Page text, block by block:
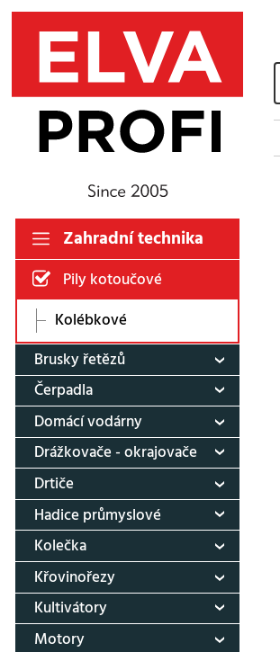
Zahradní technika
Pily kotoučové
Kolébkové
Brusky řetězů
Čerpadla
Domácí vodárny
Drážkovače - okrajovače
Drtiče
Hadice průmyslové
Kolečka
Křovinořezy
Kultivátory
Motory